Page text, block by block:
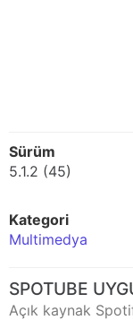
Sürüm
5.1.2 (45)
Kategori
Multimedya
SPOTUBE
Açık kaynak